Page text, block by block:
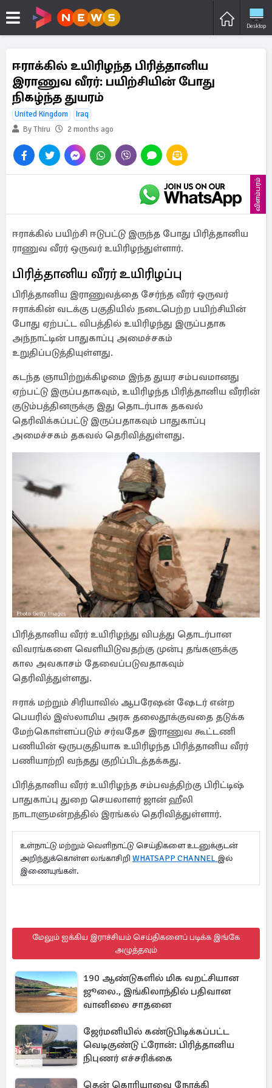
Desktop
ஈராக்கில் உயிரிழந்த பிரித்தானிய
இராணுவ வீரர்: பயிற்சியின் போது
நிகழ்ந்த துயரம்
United Kingdom
Iraq
By Thiru
2 months ago
விளம்பரம்
ஈராக்கில் பயிற்சி ஈடுபட்டு இருந்த போது பிரித்தானிய
ராணுவ வீரர் ஒருவர் உயிரிழந்துள்ளார்.
பிரித்தானிய வீரர் உயிரிழப்பு
பிரித்தானிய இராணுவத்தை சேர்ந்த வீரர் ஒருவர்
ஈராக்கின் வடக்கு பகுதியில் நடைபெற்ற பயிற்சியின்
போது ஏற்பட்ட விபத்தில் உயிரிழந்து இருப்பதாக
அந்நாட்டின் பாதுகாப்பு அமைச்சகம்
உறுதிப்படுத்தியுள்ளது.
கடந்த ஞாயிற்றுக்கிழமை இந்த துயர சம்பவமானது
ஏற்பட்டு இருப்பதாகவும், உயிரிழந்த பிரித்தானிய வீரரின்
குடும்பத்தினருக்கு இது தொடர்பாக தகவல்
தெரிவிக்கப்பட்டு இருப்பதாகவும் பாதுகாப்பு
அமைச்சகம் தகவல் தெரிவித்துள்ளது.
பிரித்தானிய வீரர் உயிரிழந்து விபத்து தொடர்பான
விவரங்களை வெளியிடுவதற்கு முன்பு தங்களுக்கு
கால அவகாசம் தேவைப்படுவதாகவும்
தெரிவித்துள்ளது.
ஈராக் மற்றும் சிரியாவில் ஆபரேஷன் ஷேடர் என்ற
பெயரில் இஸ்லாமிய அரசு தலைதூக்குவதை தடுக்க
மேற்கொள்ளப்படும் சர்வதேச இராணுவ கூட்டணி
பணியின் ஒருபகுதியாக உயிரிழந்த பிரித்தானிய வீரர்
பணியாற்றி வந்தது குறிப்பிடத்தக்கது.
பிரித்தானிய வீரர் உயிரிழந்த சம்பவத்திற்கு பிரிட்டிஷ்
பாதுகாப்பு துறை செயலாளர் ஜான் ஹீலி
நாடாளுமன்றத்தில் இரங்கல் தெரிவித்துள்ளார்.
உள்நாட்டு மற்றும் வெளிநாட்டு செய்திகளை உடனுக்குடன்
அறிந்துக்கொள்ள லங்காசிறி WHATSAPP CHANNEL இல்
இணையுங்கள்.
மேலும் ஐக்கிய இராச்சியம் செய்திகளைப் படிக்க இங்கே
அழுத்தவும்
190 ஆண்டுகளில் மிக வறட்சியான
ஜூலை., இங்கிலாந்தில் பதிவான
வானிலை சாதனை
ஜேர்மனியில் கண்டுபிடிக்கப்பட்ட
வெடிகுண்டு ட்ரோன்: பிரித்தானிய
நிபுணர் எச்சரிக்கை
தென் கொரியாவை நோக்கி